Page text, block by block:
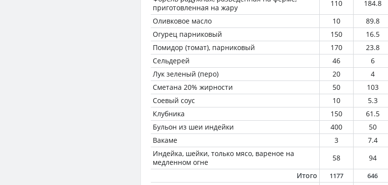
приготовленная на жару
110 184.8
Оливковое масло
10 89.8
Огурец парниковый
150 16.5
Помидор (томат), парниковый
170 23.8
Сельдерей
46 6
Лук зеленый (перо)
20 4
Сметана 20% жирности
50 103
Соевый соус
10 5.3
Клубника
150 61.5
Бульон из шеи индейки
400 50
Вакаме
3 7.4
Индейка, шейки, только мясо, вареное на
медленном огне
58 94
Итого
1177 646